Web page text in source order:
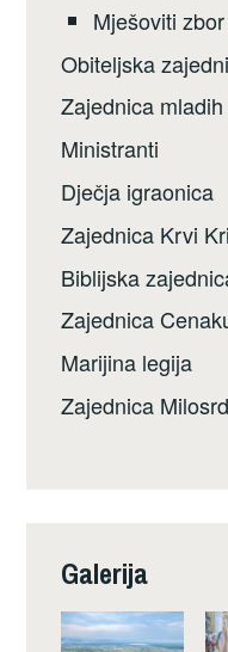
Mješoviti
Obiteljska
Zajednica mladih
Ministranti
Dječja igraonica
Zajednica Krvi
Biblijska
Zajednica
Marijina legija
Zajednica
Galerija